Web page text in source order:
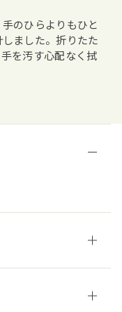
のひらよりもひと
ました。折りたた
を汚す心配なく拭